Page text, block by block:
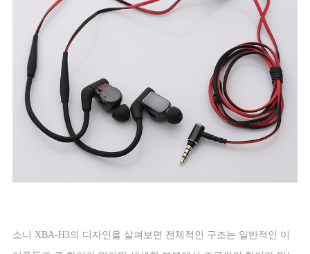
소니 XBA-H3의 디자인을 살펴보면 전체적인 구조는 일반적인 이